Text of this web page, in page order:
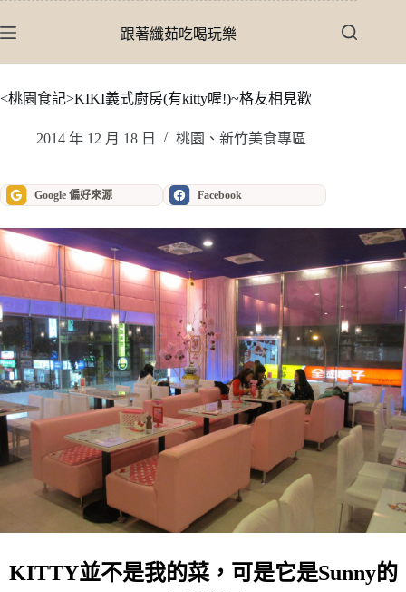
至
內
跟著纖茹吃喝玩樂
<桃園食記>KIKI義式廚房(有kitty喔!)~格友相見歡
2014 年 12 月 18 日 桃園、新竹美食專區
Google 偏好來源 Facebook
KITTY並不是我的菜，可是它是Sunny的